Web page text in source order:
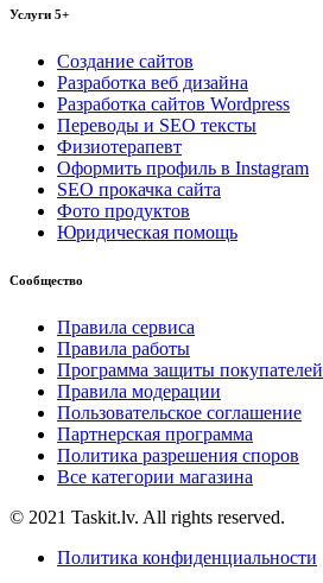
Услуги 5+
Создание сайтов
Разработка веб дизайна
Разработка сайтов Wordpress
Переводы и SEO тексты
Физиотерапевт
Оформить профиль в Instagram
SEO прокачка сайта
Фото продуктов
Юридическая помощь
Сообщество
Правила сервиса
Правила работы
Программа защиты покупателей
Правила модерации
Пользовательское соглашение
Партнерская программа
Политика разрешения споров
Все категории магазина
© 2021 Taskit.lv. All rights reserved.
Политика конфиденциальности